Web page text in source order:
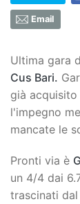
Email
Ultima gara
Cus Bari.
già
l'impegno
mancate le
Pronti via è
un 4/4 dai
trascinati